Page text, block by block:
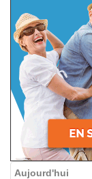
Aujourd'hui